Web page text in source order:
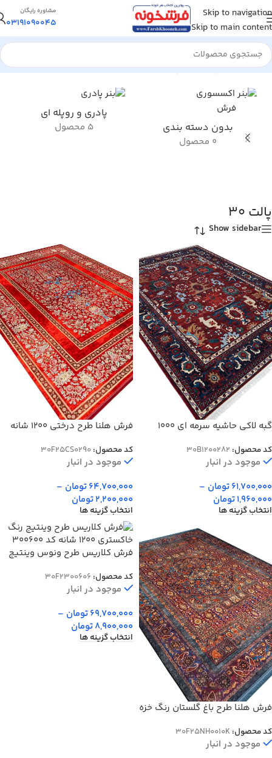
Skip to navigation
Skip to main content
مشاوره رایگان
03191090045
خانه/محصول پالت رنگ/پالت 30 /برگه 3
بدون دسته بندی
0 محصول
پادری و روپله ای
5 محصول
پالت 30
Show sidebar
گبه لاکی حاشیه سرمه ای 1000
کد محصول: 30B1200282
موجود در انبار
61,700,000تومان –
1,960,000تومان
انتخاب گزینه ها
فرش هلنا طرح درختی 1200 شانه
25CS0290
کد محصول:30F25CS0290
موجود در انبار
64,700,000تومان –
2,200,000تومان
انتخاب گزینه ها
فرش هلنا طرح باغ گلستان رنگ خزه
25NH0010
کد محصول: 30F25NH0010K
موجود در انبار
فرش کلاریس طرح ونوس وینتیج
300606
کد محصول: 30F2300606
موجود در انبار
69,700,000تومان –
8,900,000تومان
انتخاب گزینه ها